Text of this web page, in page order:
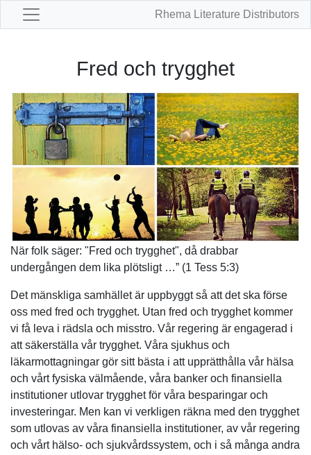
Rhema Literature Distributors
Fred och trygghet
När folk säger: "Fred och trygghet", då drabbar
undergången dem lika plötsligt …” (1 Tess 5:3)
Det mänskliga samhället är uppbyggt så att det ska förse
oss med fred och trygghet. Utan fred och trygghet kommer
vi få leva i rädsla och misstro. Vår regering är engagerad i
att säkerställa vår trygghet. Våra sjukhus och
läkarmottagningar gör sitt bästa i att upprätthålla vår hälsa
och vårt fysiska välmående, våra banker och finansiella
institutioner utlovar trygghet för våra besparingar och
investeringar. Men kan vi verkligen räkna med den trygghet
som utlovas av våra finansiella institutioner, av vår regering
och vårt hälso- och sjukvårdssystem, och i så många andra